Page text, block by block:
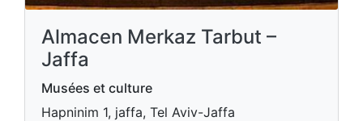
Almacen Merkaz Tarbut –
Jaffa
Musées et culture
Hapninim 1, jaffa, Tel Aviv-Jaffa